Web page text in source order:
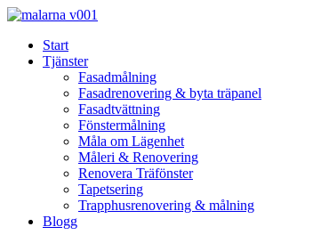
Skip
contentStart
Tjänster
Fasadmålning
Fasadrenovering & byta träpanel
Fasadtvättning
Fönstermålning
Måla om Lägenhet
Måleri & Renovering
Renovera Träfönster
Tapetsering
Trapphusrenovering & målning
Blogg